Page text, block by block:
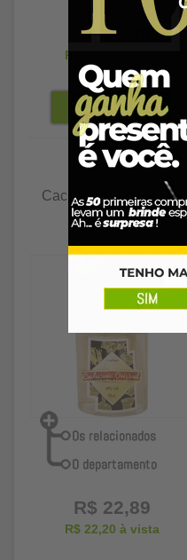
R$ 23,89
R$ 23,17
Cachaça Mineiríssima
90ml
R$ 22,89
R$ 22,20 à vista